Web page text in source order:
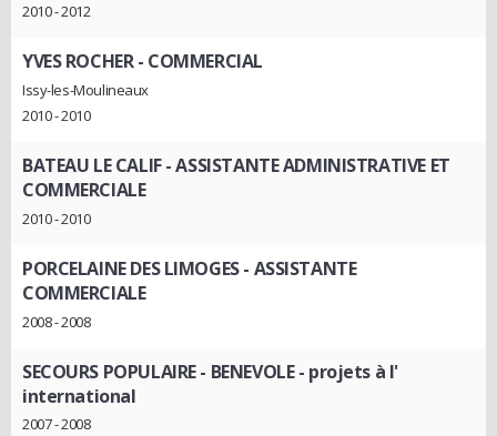
2010 - 2012
YVES ROCHER- COMMERCIAL
Issy-les-Moulineaux
2010 - 2010
BATEAU LE CALIF- ASSISTANTE ADMINISTRATIVE ET
COMMERCIALE
2010 - 2010
PORCELAINE DES LIMOGES- ASSISTANTE
COMMERCIALE
2008 - 2008
SECOURS POPULAIRE- BENEVOLE - projets à l'
international
2007 - 2008